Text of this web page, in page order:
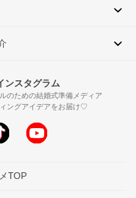
ンスタグラム
のための結婚式準備メディア
ングアイデアをお届け♡
TOP